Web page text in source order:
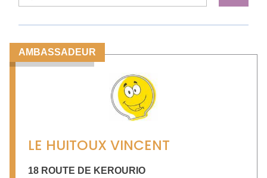
AMBASSADEUR
LE HUITOUX VINCENT
18 ROUTE DE KEROURIO